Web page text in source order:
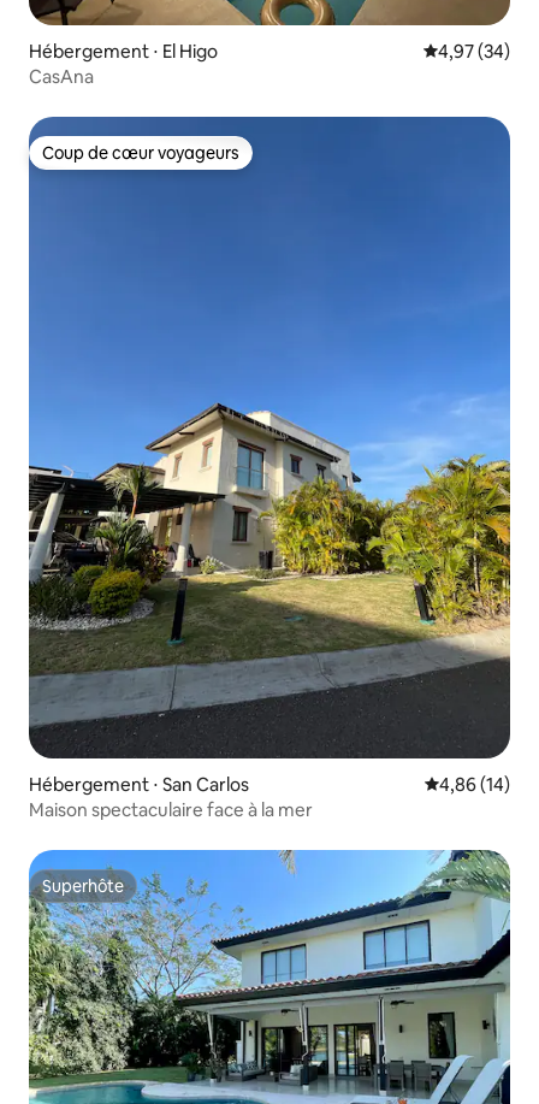
Hébergement ⋅ El Higo Évaluation
4,97 (34)
CasAna
Coup de cœur voyageurs
Coup de cœur voyageurs
Hébergement ⋅ San Carlos Évaluation
4,86 (14)
Maison spectaculaire face à la mer
Superhôte
Superhôte